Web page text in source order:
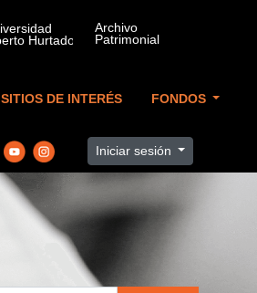
SITIOS DE INTERÉS FONDOS
Iniciar sesión